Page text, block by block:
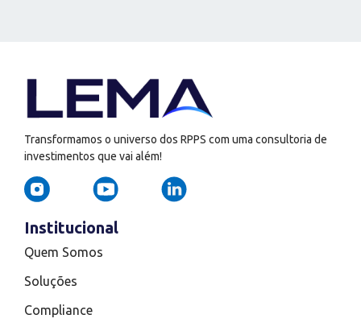
Transformamos o universo dos RPPS com uma consultoria de
investimentos que vai além!
Institucional
Quem Somos
Soluções
Compliance